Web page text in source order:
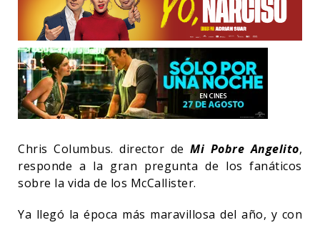
Chris Columbus. director de Mi Pobre Angelito,
responde a la gran pregunta de los fanáticos
sobre la vida de los McCallister.
Ya llegó la época más maravillosa del año, y con